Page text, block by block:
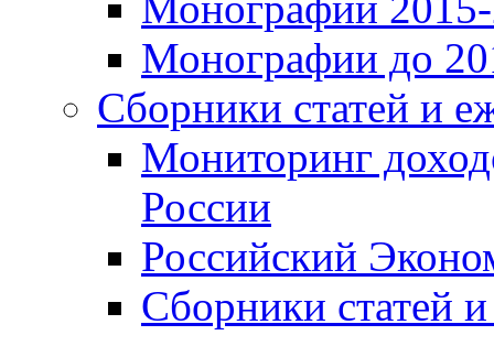
Монографии до
Сборники статей и
Мониторинг
России
Российский
Сборники статей